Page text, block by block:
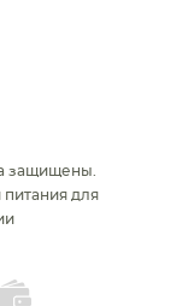
защищены.
для